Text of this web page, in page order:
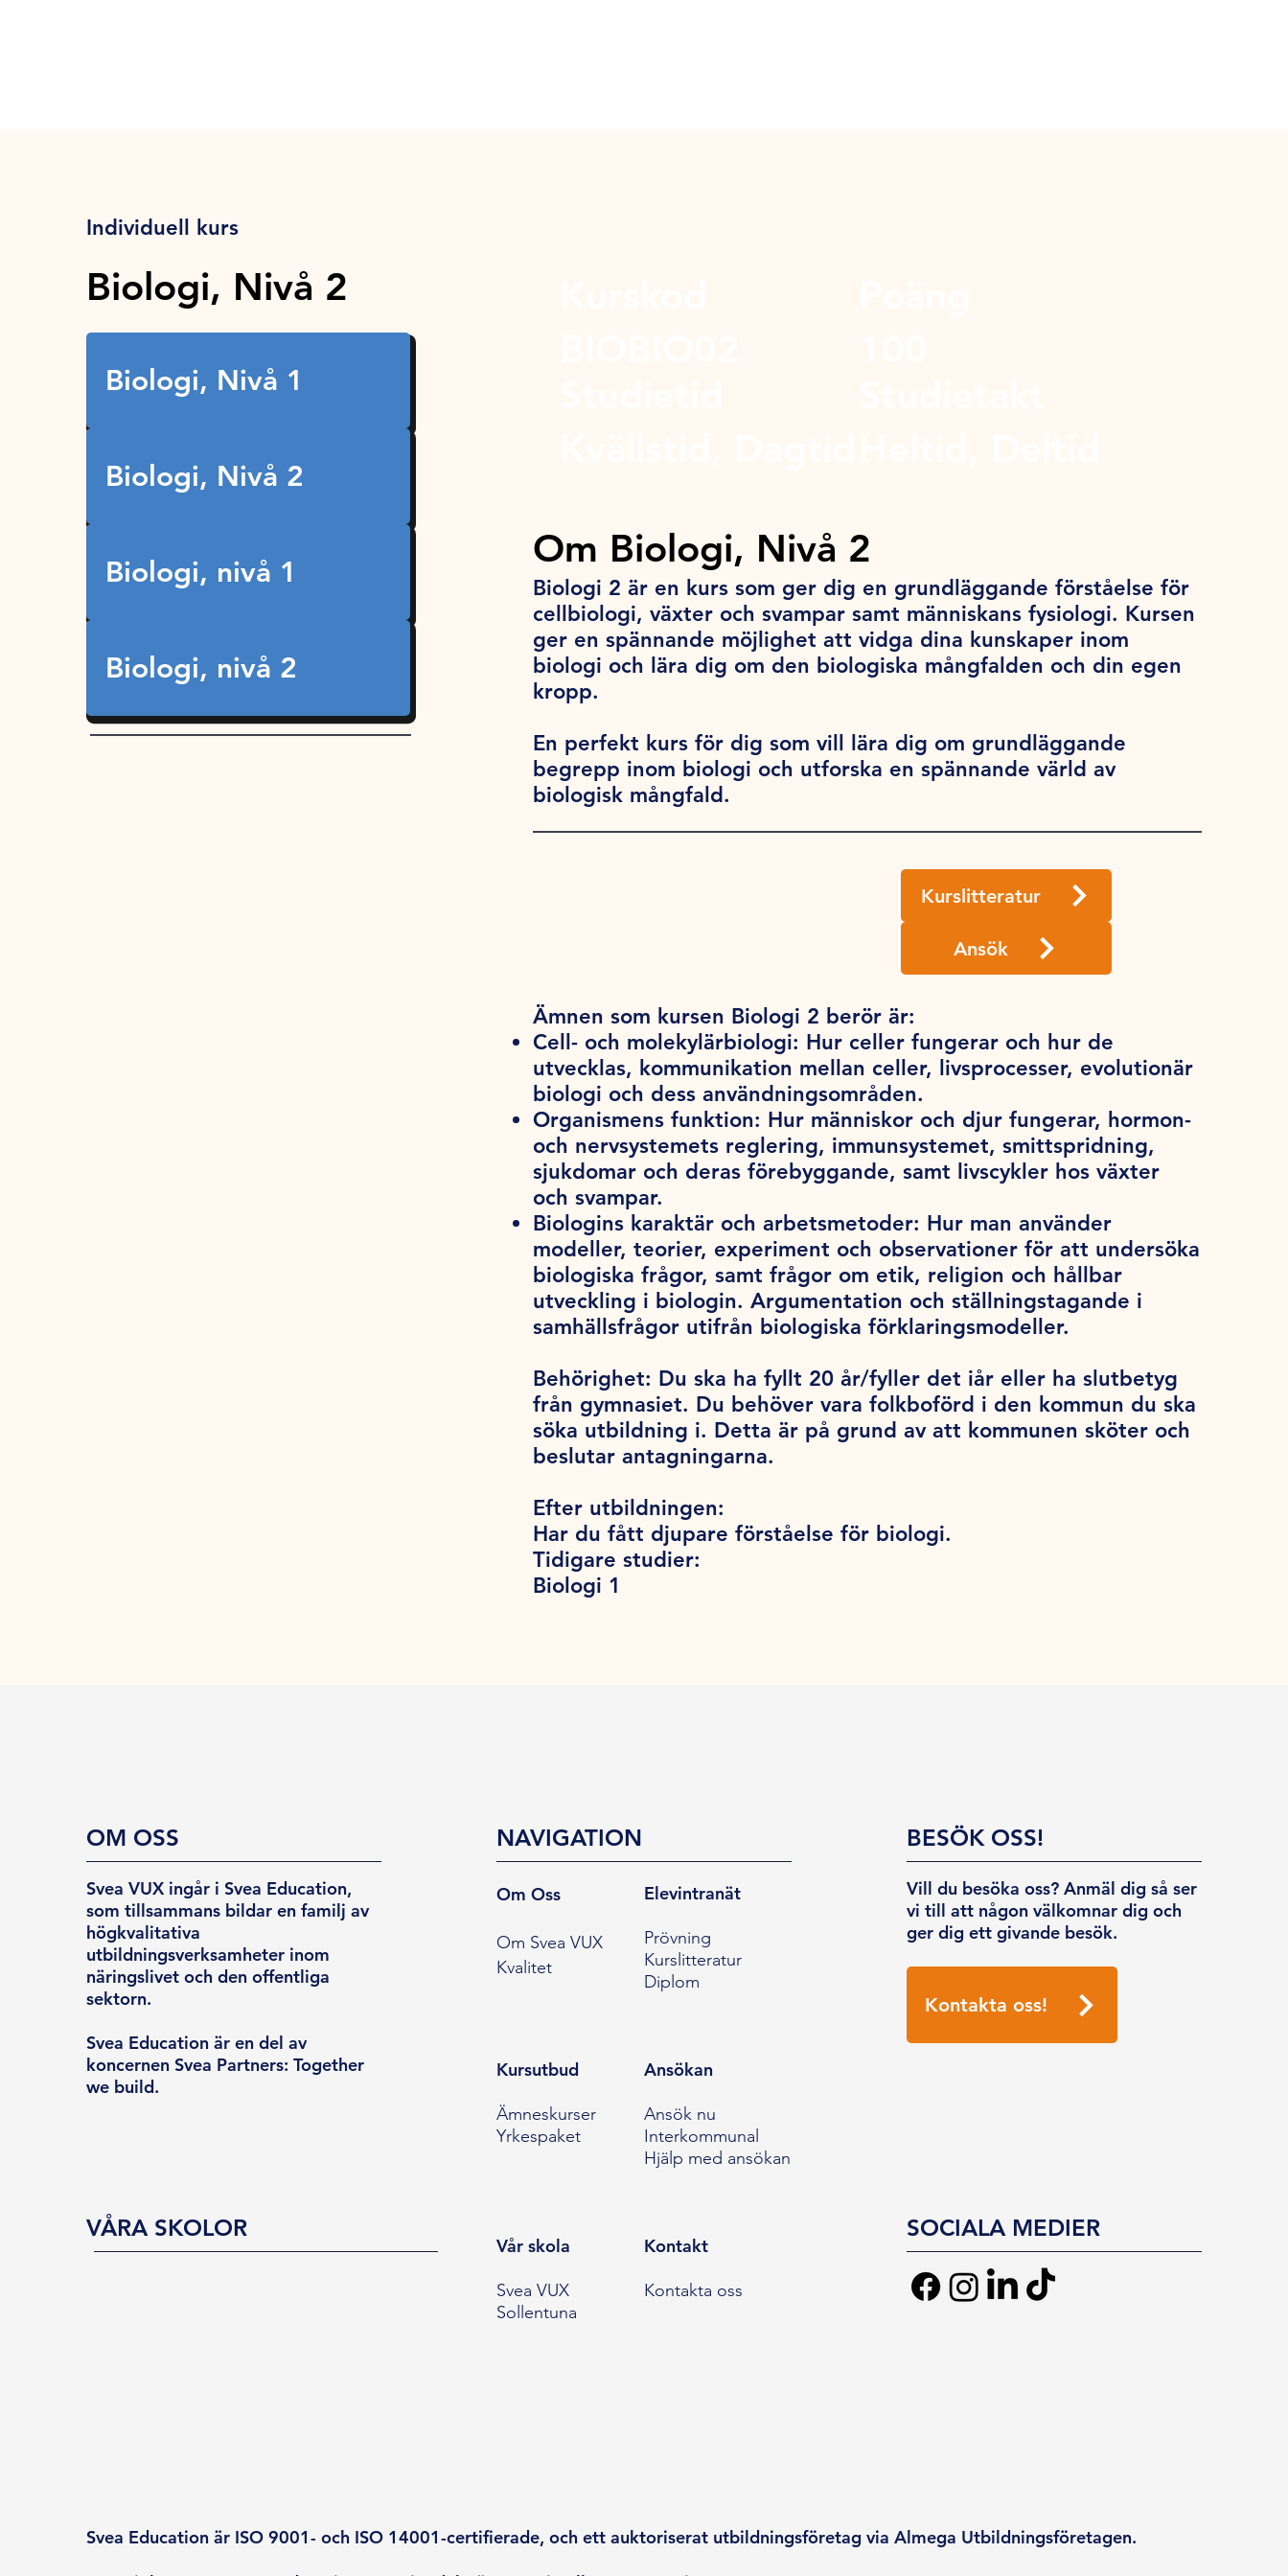
Individuell kurs
Biologi, Nivå 2
Biologi, Nivå 1
Biologi, Nivå 2
Biologi, nivå 1
Biologi, nivå 2
Om Biologi, Nivå 2
Biologi 2 är en kurs som ger dig en grundläggande förståelse för
cellbiologi, växter och svampar samt människans fysiologi. Kursen
ger en spännande möjlighet att vidga dina kunskaper inom
biologi och lära dig om den biologiska mångfalden och din egen
kropp.
En perfekt kurs för dig som vill lära dig om grundläggande
begrepp inom biologi och utforska en spännande värld av
biologisk mångfald.
Kurslitteratur
Ansök
Ämnen som kursen Biologi 2 berör är:
Cell- och molekylärbiologi: Hur celler fungerar och hur de
utvecklas, kommunikation mellan celler, livsprocesser, evolutionär
biologi och dess användningsområden.
Organismens funktion: Hur människor och djur fungerar, hormon-
och nervsystemets reglering, immunsystemet, smittspridning,
sjukdomar och deras förebyggande, samt livscykler hos växter
och svampar.
Biologins karaktär och arbetsmetoder: Hur man använder
modeller, teorier, experiment och observationer för att undersöka
biologiska frågor, samt frågor om etik, religion och hållbar
utveckling i biologin. Argumentation och ställningstagande i
samhällsfrågor utifrån biologiska förklaringsmodeller.
Behörighet: Du ska ha fyllt 20 år/fyller det iår eller ha slutbetyg
från gymnasiet. Du behöver vara folkboförd i den kommun du ska
söka utbildning i. Detta är på grund av att kommunen sköter och
beslutar antagningarna.
Efter utbildningen:
Har du fått djupare förståelse för biologi.
Tidigare studier:
Biologi 1
OM OSS
Svea VUX ingår i Svea Education,
som tillsammans bildar en familj av
högkvalitativa
utbildningsverksamheter inom
näringslivet och den offentliga
sektorn.
Svea Education är en del av
koncernen Svea Partners: Together
we build.
VÅRA SKOLOR
NAVIGATION
Om Oss
Om Svea VUX
Kvalitet
Elevintranät
Prövning
Kurslitteratur
Diplom
Kursutbud
Ämneskurser
Yrkespaket
Ansökan
Ansök nu
Interkommunal
Hjälp med ansökan
Vår skola
Svea VUX
Sollentuna
Kontakt
Kontakta oss
BESÖK OSS!
Vill du besöka oss? Anmäl dig så ser
vi till att någon välkomnar dig och
ger dig ett givande besök.
Kontakta oss!
SOCIALA MEDIER
Svea Education är ISO 9001- och ISO 14001-certifierade, och ett auktoriserat utbildningsföretag via Almega Utbildningsföretagen.